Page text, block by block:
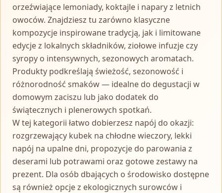
orzeźwiające lemoniady, koktajle i napary z letnich
owoców. Znajdziesz tu zarówno klasyczne
kompozycje inspirowane tradycją, jak i limitowane
edycje z lokalnych składników, ziołowe infuzje czy
syropy o intensywnych, sezonowych aromatach.
Produkty podkreślają świeżość, sezonowość i
różnorodność smaków — idealne do degustacji w
domowym zaciszu lub jako dodatek do
świątecznych i plenerowych spotkań.
W tej kategorii łatwo dobierzesz napój do okazji:
rozgrzewający kubek na chłodne wieczory, lekki
napój na upalne dni, propozycje do parowania z
deserami lub potrawami oraz gotowe zestawy na
prezent. Dla osób dbających o środowisko dostępne
są również opcje z ekologicznych surowców i